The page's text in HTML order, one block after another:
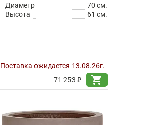
Диаметр
70 см.
Высота
61 см.
Поставка ожидается 13.08.26г.
71 253 ₽
shopping_cart